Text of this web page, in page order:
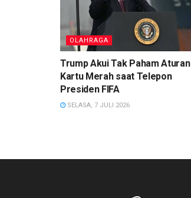
OLAHRAGA
Trump Akui Tak Paham Aturan
Kartu Merah saat Telepon
Presiden FIFA
SELASA, 7 JULI 2026